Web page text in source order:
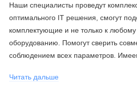
Наши специалисты проведут
оптимального IT решения, смогут
комплектующие и не только к
оборудованию. Помогут сверить
соблюдением всех параметров.
обучение сотрудников, что
Читать дальше